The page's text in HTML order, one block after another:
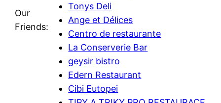
Our
Friends:
Tonys Deli
Ange et Délices
Centro de restaurante
La Conserverie Bar
geysir bistro
Edern Restaurant
Cibi Eutopei